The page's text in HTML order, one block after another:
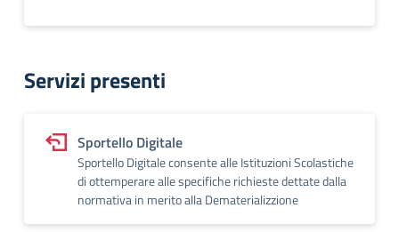
Servizi presenti
Sportello Digitale
Sportello Digitale consente alle Istituzioni Scolastiche
di ottemperare alle specifiche richieste dettate dalla
normativa in merito alla Dematerializzione